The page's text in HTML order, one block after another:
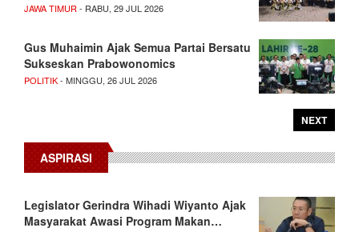
JAWA TIMUR - RABU, 29 JUL 2026
Gus Muhaimin Ajak Semua Partai Bersatu
Sukseskan Prabowonomics
POLITIK- MINGGU, 26 JUL 2026
NEXT
ASPIRASI
Legislator Gerindra Wihadi Wiyanto Ajak
Masyarakat Awasi Program Makan…